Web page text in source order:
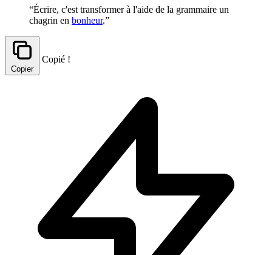
“Écrire, c'est transformer à l'aide de la grammaire un
chagrin en bonheur.”
Copier
Copié !